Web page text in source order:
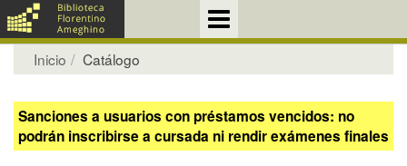
Inicio Catálogo
Sanciones a usuarios con préstamos vencidos: no
podrán inscribirse a cursada ni rendir exámenes finales